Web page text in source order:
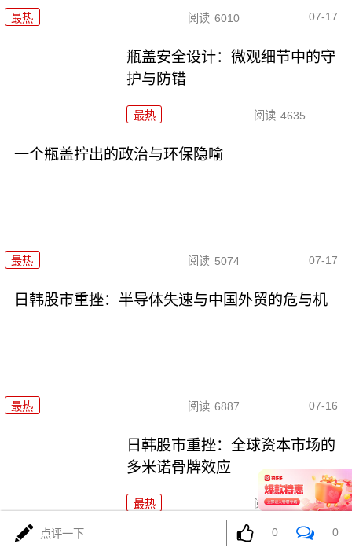
最热 阅读 6010 07-17
瓶盖安全设计：微观细节中的守
护与防错
最热 阅读 4635
一个瓶盖拧出的政治与环保隐喻
最热 阅读 5074 07-17
日韩股市重挫：半导体失速与中国外贸的危与机
最热 阅读 6887 07-16
日韩股市重挫：全球资本市场的
多米诺骨牌效应
最热 阅读 5813
日韩股市狂泻：深度解析与投资
点评一下 0 0